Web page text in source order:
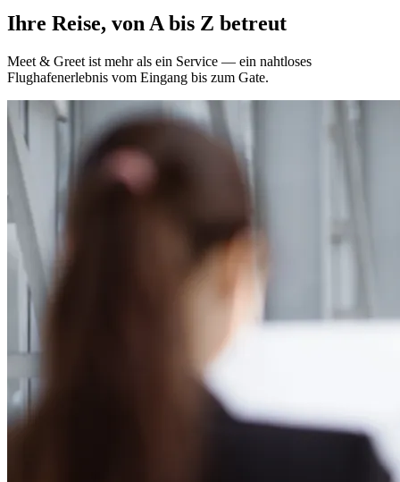
Ihre Reise, von A bis Z betreut
Meet & Greet ist mehr als ein Service — ein nahtloses
Flughafenerlebnis vom Eingang bis zum Gate.